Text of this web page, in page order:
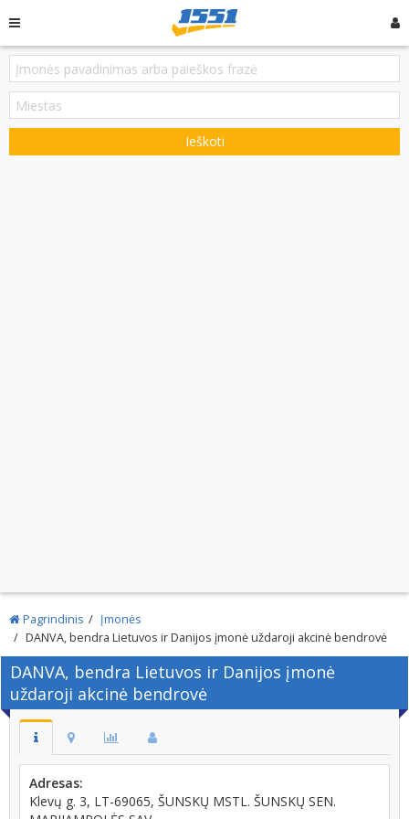
Ieškoti
Pagrindinis
Įmonės
DANVA, bendra Lietuvos ir Danijos įmonė uždaroji akcinė bendrovė
DANVA, bendra Lietuvos ir Danijos įmonė
uždaroji akcinė bendrovė
Adresas:
Klevų g. 3, LT-69065, ŠUNSKŲ MSTL. ŠUNSKŲ SEN.